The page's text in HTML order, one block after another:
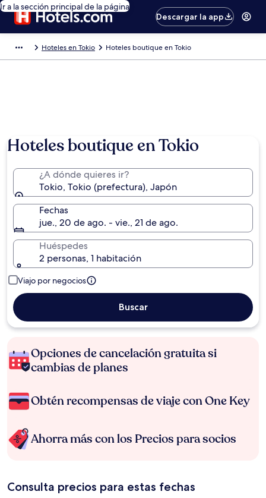
Ir a la sección principal de la página
Descargar la app
Hoteles en Tokio Hoteles boutique en Tokio
Hoteles boutique en Tokio
¿A dónde quieres ir?
Tokio, Tokio (prefectura), Japón
Fechas
jue., 20 de ago. - vie., 21 de ago.
Huéspedes
2 personas, 1 habitación
Viajo por negocios
Buscar
Opciones de cancelación gratuita si
cambias de planes
Obtén recompensas de viaje con One Key
Ahorra más con los Precios para socios
Consulta precios para estas fechas